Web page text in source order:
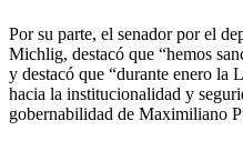
Por su parte, el senador por el
Michlig, destacó que “hemos
y destacó que “durante enero la
hacia la institucionalidad y
gobernabilidad de Maximiliano